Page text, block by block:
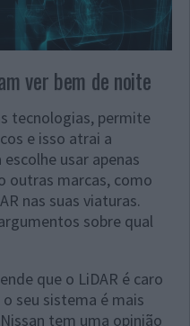
ver bem de noite
tecnologias, permite
e isso atrai a
usar apenas
outras marcas, como
nas suas viaturas.
sobre qual
que o LiDAR é caro
seu sistema é mais
tem uma opinião